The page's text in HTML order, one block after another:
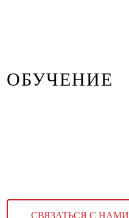
ОБУЧЕНИЕ
СВЯЗАТЬСЯ С НАМИ